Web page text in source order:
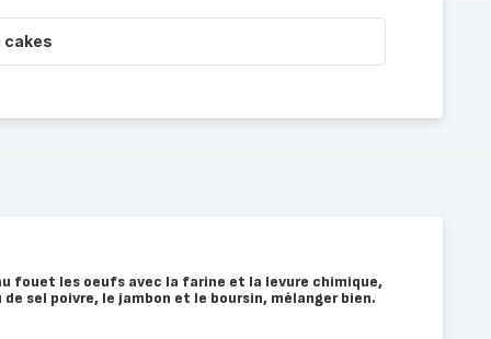
cakes
fouet les oeufs avec la farine et la levure chimique,
sel poivre, le jambon et le boursin, mélanger bien.